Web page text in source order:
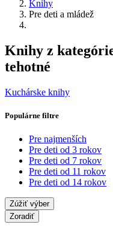
Knihy
Pre deti a mládež
Knihy z
tehotné
Kuchárske knihy
Populárne filtre
Pre najmenších
Pre deti od 3 rokov
Pre deti od 7 rokov
Pre deti od 11 rokov
Pre deti od 14 rokov
Zúžiť výber
Zoradiť